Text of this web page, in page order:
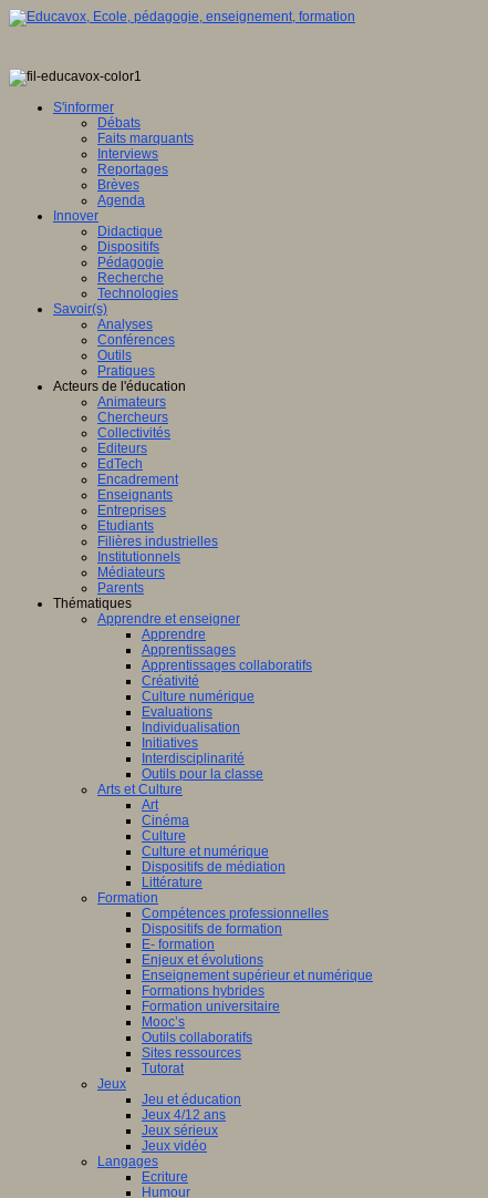
S'informer
Débats
Faits marquants
Interviews
Reportages
Brèves
Agenda
Innover
Didactique
Dispositifs
Pédagogie
Recherche
Technologies
Savoir(s)
Analyses
Conférences
Outils
Pratiques
Acteurs de l'éducation
Animateurs
Chercheurs
Collectivités
Editeurs
EdTech
Encadrement
Enseignants
Entreprises
Etudiants
Filières industrielles
Institutionnels
Médiateurs
Parents
Thématiques
Apprendre et enseigner
Apprendre
Apprentissages
Apprentissages collaboratifs
Créativité
Culture numérique
Evaluations
Individualisation
Initiatives
Interdisciplinarité
Outils pour la classe
Arts et Culture
Art
Cinéma
Culture
Culture et numérique
Dispositifs de médiation
Littérature
Formation
Compétences professionnelles
Dispositifs de formation
E- formation
Enjeux et évolutions
Enseignement supérieur et numérique
Formations hybrides
Formation universitaire
Mooc’s
Outils collaboratifs
Sites ressources
Tutorat
Jeux
Jeu et éducation
Jeux 4/12 ans
Jeux sérieux
Jeux vidéo
Langages
Ecriture
Humour